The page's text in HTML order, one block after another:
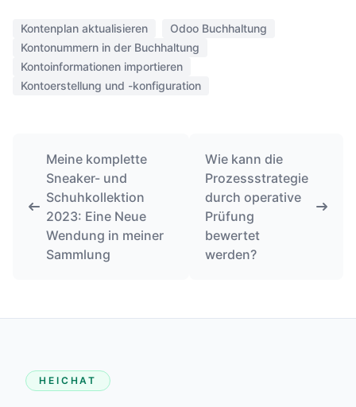
Kontenplan aktualisieren
Odoo Buchhaltung
Kontonummern in der Buchhaltung
Kontoinformationen importieren
Kontoerstellung und -konfiguration
Meine komplette
Sneaker- und
Schuhkollektion
2023: Eine Neue
Wendung in meiner
Sammlung
Wie kann die
Prozessstrategie
durch operative
Prüfung
bewertet
werden?
HEICHAT